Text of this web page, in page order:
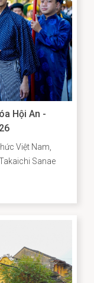
Hội An -
Việt Nam,
Sanae
Di sản văn
con đường
Nơi có di
tu với sự hợp
400 năm
dân tộc trên